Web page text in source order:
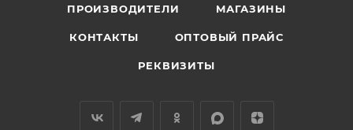
ПРОИЗВОДИТЕЛИ МАГАЗИНЫ
КОНТАКТЫ ОПТОВЫЙ ПРАЙС
РЕКВИЗИТЫ